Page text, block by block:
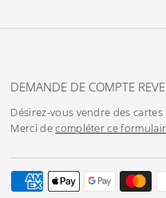
DEMANDE DE COMPTE
Désirez-vous vendre des
Merci decompléter ce